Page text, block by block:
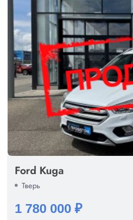
Ford Kuga
Тверь
1 780 000 ₽